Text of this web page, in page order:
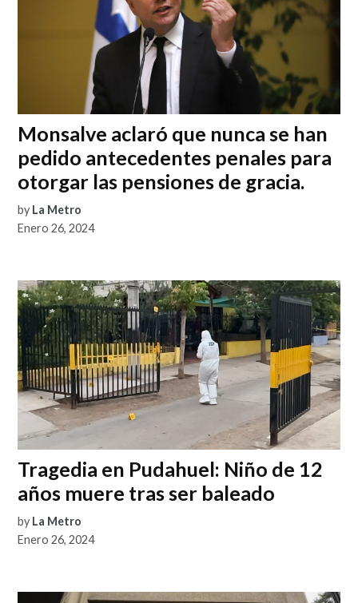
Monsalve aclaró que nunca se han
pedido antecedentes penales para
otorgar las pensiones de gracia.
by La Metro
Enero 26, 2024
Tragedia en Pudahuel: Niño de 12
años muere tras ser baleado
by La Metro
Enero 26, 2024